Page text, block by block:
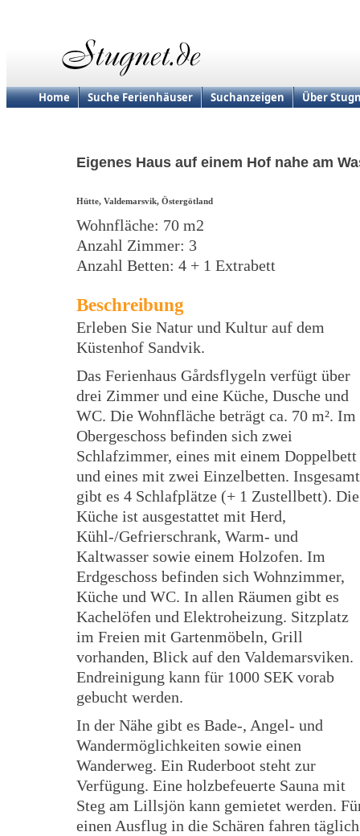
Home Suche Ferienhäuser Suchanzeigen Über
Eigenes Haus auf einem Hof nahe am
Hütte, Valdemarsvik, Östergötland
Wohnfläche: 70 m2
Anzahl Zimmer: 3
Anzahl Betten: 4 + 1 Extrabett
Beschreibung
Erleben Sie Natur und Kultur auf dem
Küstenhof Sandvik.
Das Ferienhaus Gårdsflygeln verfügt über
drei Zimmer und eine Küche, Dusche und
WC. Die Wohnfläche beträgt ca. 70 m². Im
Obergeschoss befinden sich zwei
Schlafzimmer, eines mit einem Doppelbett
und eines mit zwei Einzelbetten. Insgesamt
gibt es 4 Schlafplätze (+ 1 Zustellbett). Die
Küche ist ausgestattet mit Herd,
Kühl-/Gefrierschrank, Warm- und
Kaltwasser sowie einem Holzofen. Im
Erdgeschoss befinden sich Wohnzimmer,
Küche und WC. In allen Räumen gibt es
Kachelöfen und Elektroheizung. Sitzplatz
im Freien mit Gartenmöbeln, Grill
vorhanden, Blick auf den Valdemarsviken.
Endreinigung kann für 1000 SEK vorab
gebucht werden.
In der Nähe gibt es Bade-, Angel- und
Wandermöglichkeiten sowie einen
Wanderweg. Ein Ruderboot steht zur
Verfügung. Eine holzbefeuerte Sauna mit
Steg am Lillsjön kann gemietet werden.
einen Ausflug in die Schären fahren täglich